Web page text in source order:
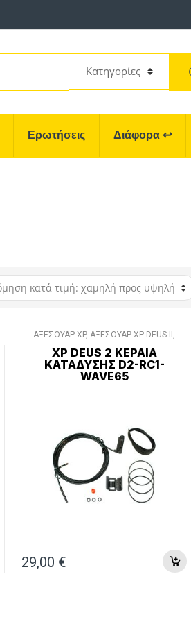
Ερωτήσεις Διάφορα ↩
ΑΞΕΣΟΥΑΡ XP, ΑΞΕΣΟΥΑΡ XP DEUS II
XP DEUS 2 ΚΕΡΑΊΑ
ΚΑΤΆΔΥΣΗΣ D2-RC1-
WAVE65
29,00 €